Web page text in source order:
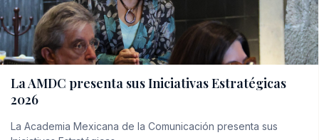
La AMDC presenta sus Iniciativas Estratégicas
2026
La Academia Mexicana de la Comunicación presenta sus